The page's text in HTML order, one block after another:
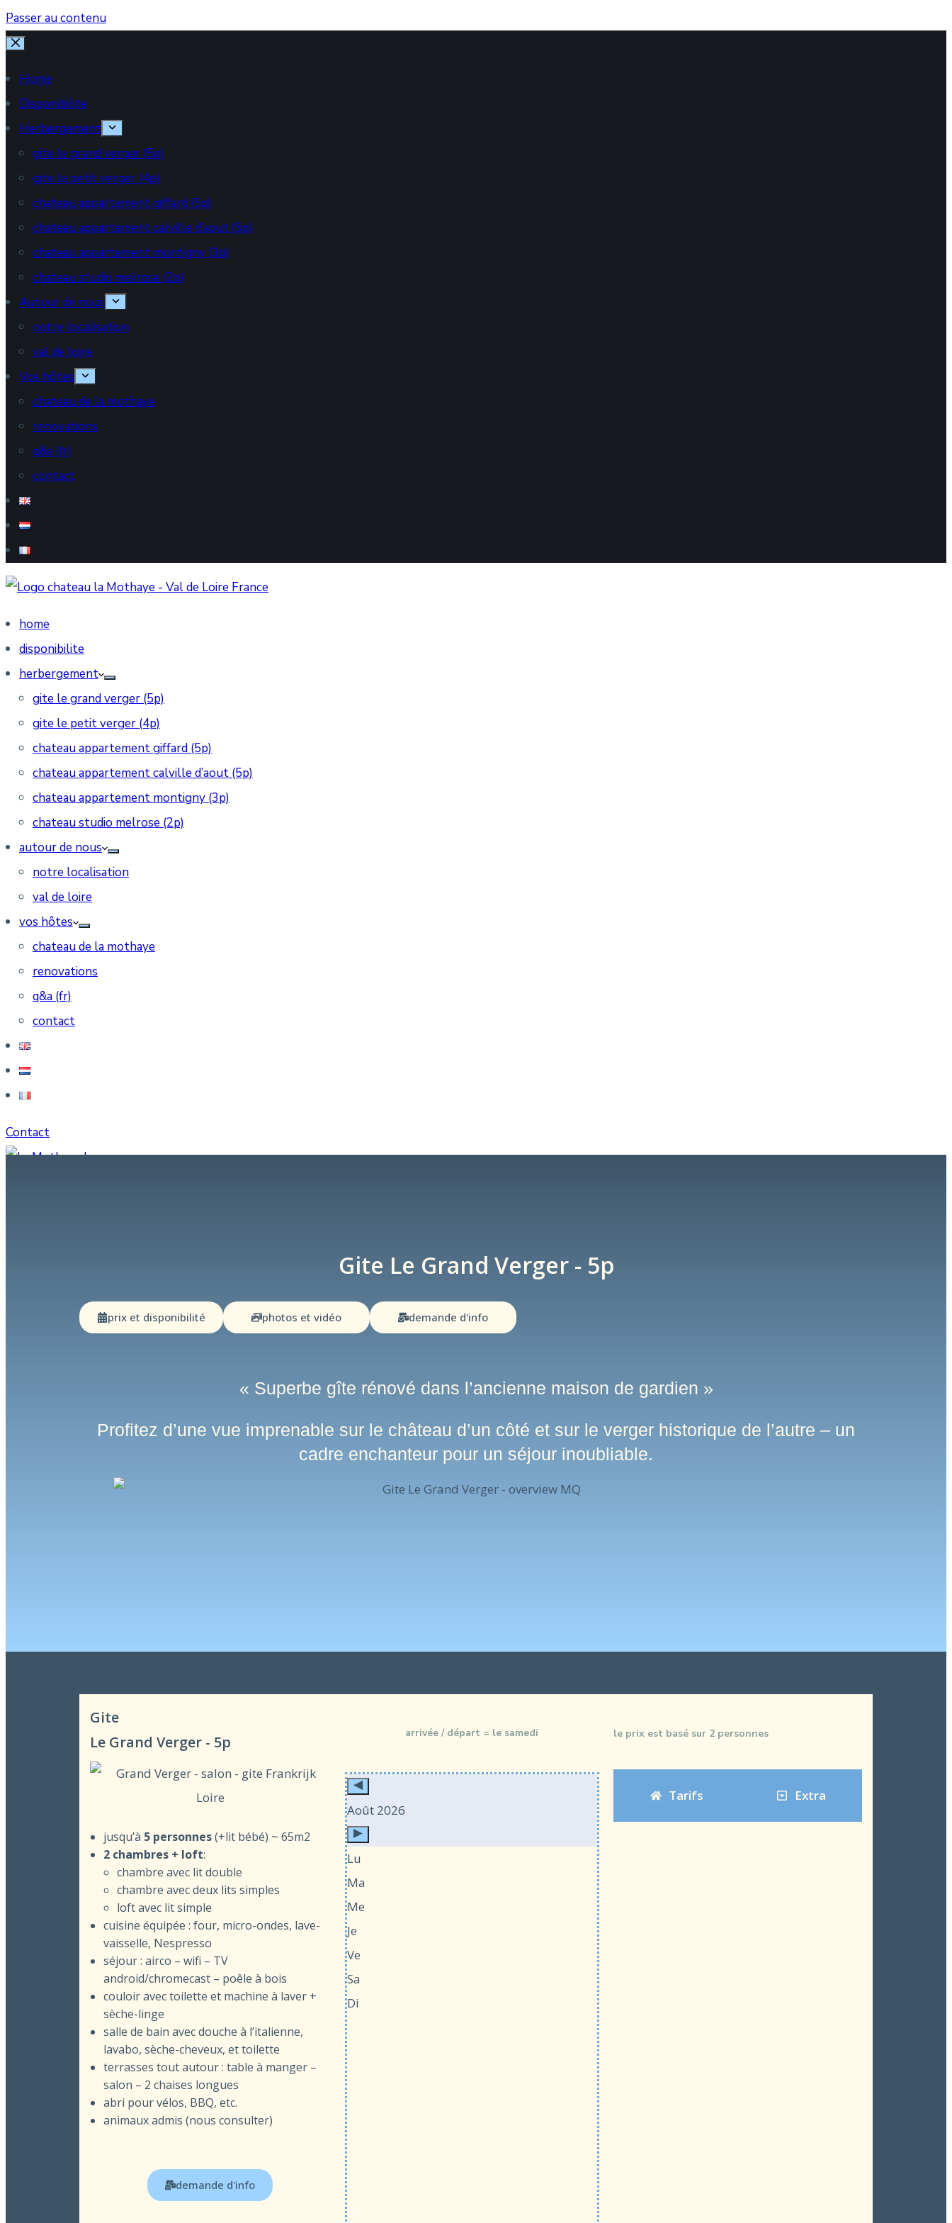
Passer au contenu
Home
Disponibilite
Herbergement
gite le grand verger (5p)
gite le petit verger (4p)
chateau appartement giffard (5p)
chateau appartement calville d’aout (5p)
chateau appartement montigny (3p)
chateau studio melrose (2p)
Autour de nous
notre localisation
val de loire
Vos hôtes
chateau de la mothaye
renovations
q&a (fr)
contact
home
disponibilite
herbergement
gite le grand verger (5p)
gite le petit verger (4p)
chateau appartement giffard (5p)
chateau appartement calville d’aout (5p)
chateau appartement montigny (3p)
chateau studio melrose (2p)
autour de nous
notre localisation
val de loire
vos hôtes
chateau de la mothaye
renovations
q&a (fr)
contact
Contact
Gite Le Grand Verger - 5p
prix et disponibilité photos et vidéo demande d'info
« Superbe gîte rénové dans l’ancienne maison de gardien »
Profitez d’une vue imprenable sur le château d’un côté et sur le verger historique de l’autre – un
cadre enchanteur pour un séjour inoubliable.
Gite
Le Grand Verger - 5p
jusqu’à 5 personnes(+lit bébé) ~ 65m2
2 chambres + loft:
chambre avec lit double
chambre avec deux lits simples
loft avec lit simple
cuisine équipée : four, micro-ondes, lave-
vaisselle, Nespresso
séjour : airco – wifi – TV
android/chromecast – poêle à bois
couloir avec toilette et machine à laver +
sèche-linge
salle de bain avec douche à l’italienne,
lavabo, sèche-cheveux, et toilette
terrasses tout autour : table à manger –
salon – 2 chaises longues
abri pour vélos, BBQ, etc.
animaux admis (nous consulter)
demande d'info
arrivée / départ = le samedi
Août 2026
Lu
Ma
Me
Je
Ve
Sa
Di
le prix est basé sur 2 personnes
Tarifs Extra